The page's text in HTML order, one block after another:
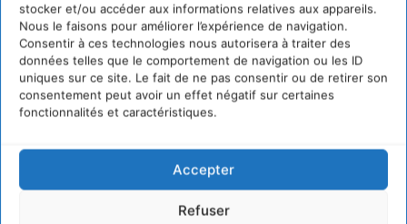
stocker et/ou accéder aux informations relatives aux appareils.
Nous le faisons pour améliorer l’expérience de navigation.
Consentir à ces technologies nous autorisera à traiter des
données telles que le comportement de navigation ou les ID
uniques sur ce site. Le fait de ne pas consentir ou de retirer son
consentement peut avoir un effet négatif sur certaines
fonctionnalités et caractéristiques.
Accepter
Refuser
http://www.stop-finance.org/Speculation-et-crises-
ca-suffit?lang=fr#sp1
CONNECTER POUR LAISSER UN COMMENTAIRE